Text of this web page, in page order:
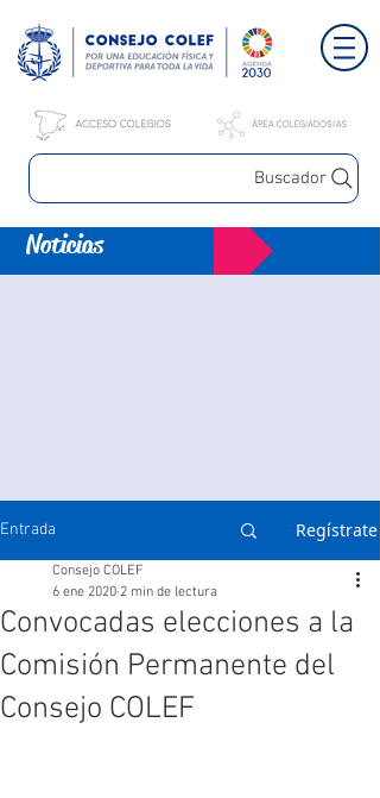
Buscador
Noticias
Entrada Regístrate
Convocadas elecciones a la
Comisión Permanente del
Consejo COLEF
Consejo COLEF
6 ene 2020 2 min de lectura